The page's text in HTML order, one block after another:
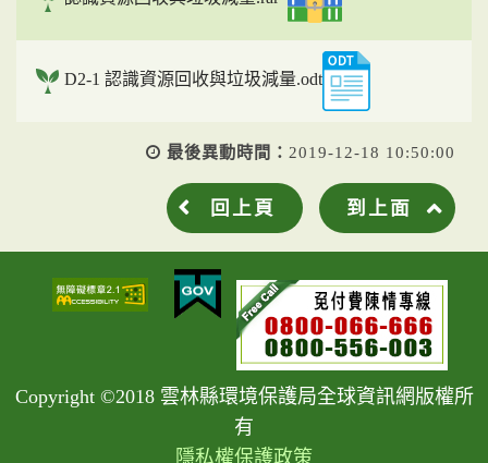
D2-1 認識資源回收與垃圾減量.odt
最後異動時間： 2019-12-18 10:50:00
回上頁 到上面
Copyright ©2018 雲林縣環境保護局全球資訊網版權所
有
隱私權保護政策